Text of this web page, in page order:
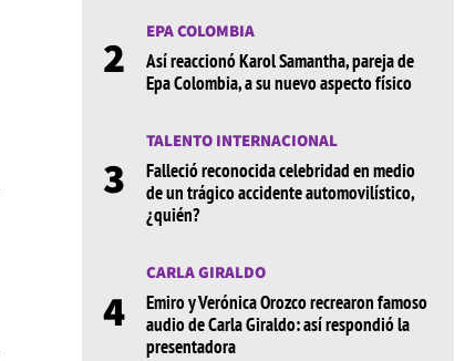
2
EPA COLOMBIA
Así reaccionó Karol Samantha, pareja de
Epa Colombia, a su nuevo aspecto físico
3
TALENTO INTERNACIONAL
Falleció reconocida celebridad en medio
de un trágico accidente automovilístico,
¿quién?
4
CARLA GIRALDO
Emiro y Verónica Orozco recrearon famoso
audio de Carla Giraldo: así respondió la
presentadora